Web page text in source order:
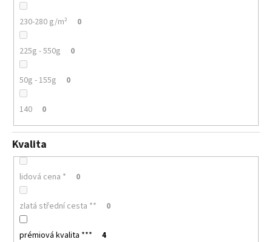
230-280 g/m² 0
225g - 550g 0
50g - 155g 0
140 0
Kvalita
lidová cena * 0
zlatá střední cesta ** 0
prémiová kvalita *** 4